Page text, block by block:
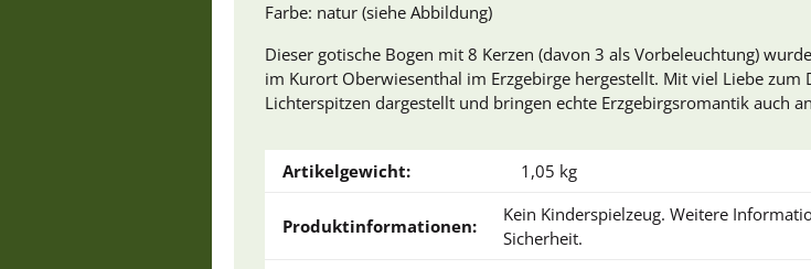
Farbe: natur (siehe Abbildung)
Dieser gotische Bogen mit 8 Kerzen (davon 3 als Vorbeleuchtung)
im Kurort Oberwiesenthal im Erzgebirge hergestellt. Mit viel Liebe zum
Lichterspitzen dargestellt und bringen echte Erzgebirgsromantik auch
Artikelgewicht: 1,05 kg
Produktinformationen:
Kein Kinderspielzeug. Weitere
Sicherheit.